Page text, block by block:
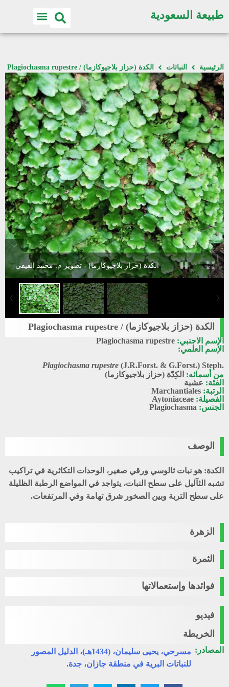
طبيعة السعودية
الرئيسية النباتات الكدة (حزاز بلاجيوكازما) / Plagiochasma rupestre
الكدة (حزاز بلاجيوكازما) - تصوير م. محمد الفيفي
الكدة (حزاز بلاجيوكازما) / Plagiochasma rupestre
الإسم الاجنبي: Plagiochasma rupestre
الإسم العلمي:
Plagiochasma rupestre (J.R.Forst. & G.Forst.) Steph.
من أسمائه: الكِدّة (حزاز بلاجيوكازما)
الفئة: عشبة
الرتبة: Marchantiales
الفصيلة: Aytoniaceae
الجنس: Plagiochasma
الوصف
الكدة: هو نبات ثالوسي ورقي صغير، الوحدات التكاثرية في تراكيب
تشبه الثآليل على سطح النبات، يتواجد في المواضع الرطبة الظليلة
على سطح التربة وبين الصخور شرق تهامة وفي المرتفعات.
الزهرة
الثمرة
فوائدها وإستعمالاتها
فيديو
الخريطة
المصادر:
مسرحي، يحيى سليمان، (1434هـ)، الدليل المصور
للنباتات البرية في منطقة جازان، جدة.